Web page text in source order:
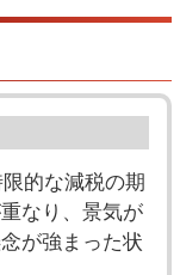
的な減税の期
なり、景気が
が強まった状